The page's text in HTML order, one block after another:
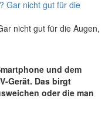
nicht gut für die Augen,
und dem
Gerät. Das birgt
oder die man